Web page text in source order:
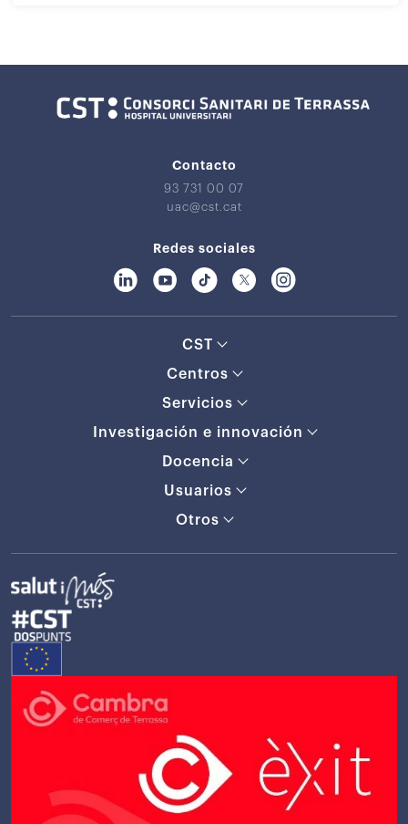
Contacto
93 731 00 07
uac@cst.cat
Redes sociales
CST
Centros
Servicios
Investigación e innovación
Docencia
Usuarios
Otros